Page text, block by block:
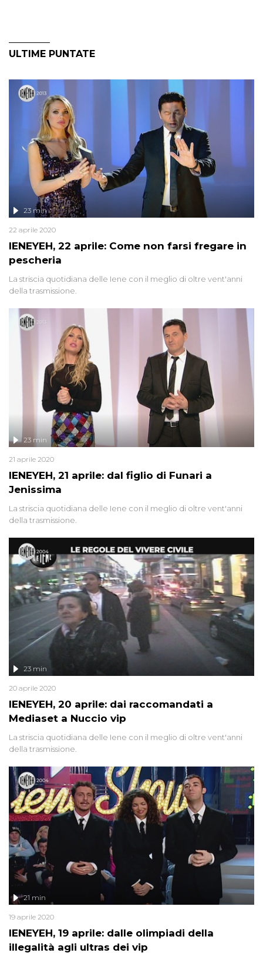
ULTIME PUNTATE
IENEYEH, 22 aprile: Come non farsi fregare in
pescheria
23 min
22 aprile 2020
La striscia quotidiana delle Iene con il meglio di oltre vent'anni
della trasmissione.
IENEYEH, 21 aprile: dal figlio di Funari a
Jenissima
23 min
21 aprile 2020
La striscia quotidiana delle Iene con il meglio di oltre vent'anni
della trasmissione.
IENEYEH, 20 aprile: dai raccomandati a
Mediaset a Nuccio vip
23 min
20 aprile 2020
La striscia quotidiana delle Iene con il meglio di oltre vent'anni
della trasmissione.
IENEYEH, 19 aprile: dalle olimpiadi della
illegalità agli ultras dei vip
21 min
19 aprile 2020